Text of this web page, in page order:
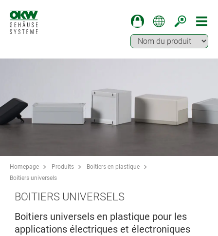
Homepage Produits
Boitiers en plastique
Boitiers universels
BOITIERS UNIVERSELS
Boitiers universels en plastique pour les
applications électriques et électroniques